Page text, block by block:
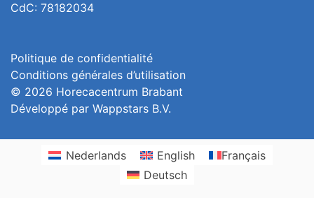
CdC: 78182034
Politique de confidentialité
Conditions générales d’utilisation
© 2026 Horecacentrum Brabant
Développé par Wappstars B.V.
Nederlands English
Français
Deutsch